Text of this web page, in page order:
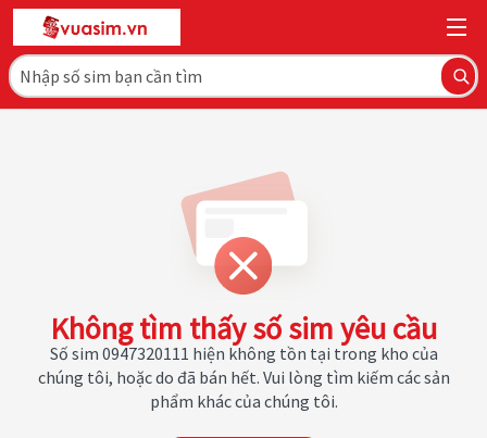
Không tìm thấy số sim yêu cầu
Số sim 0947320111 hiện không tồn tại trong kho của
chúng tôi, hoặc do đã bán hết. Vui lòng tìm kiếm các sản
phẩm khác của chúng tôi.